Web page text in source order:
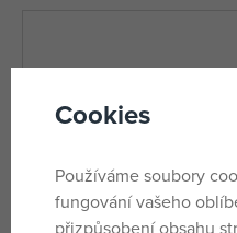
Cookies
Používáme soubory
fungování vašeho
přizpůsobení obsahu